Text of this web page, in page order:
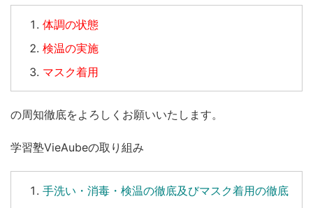
体調の状態
検温の実施
マスク着用
の周知徹底をよろしくお願いいたします。
学習塾VieAubeの取り組み
手洗い ・ 消毒 ・ 検温の徹底及びマスク着用の徹底